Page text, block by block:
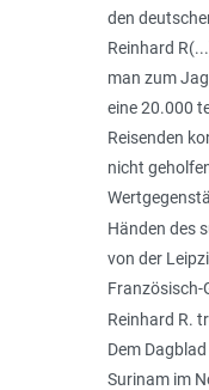
den
Reinhard
man zum
eine 20.000
Reisenden
nicht
Händen des
von der
Französisch-
Reinhard R.
Dem
Surinam im